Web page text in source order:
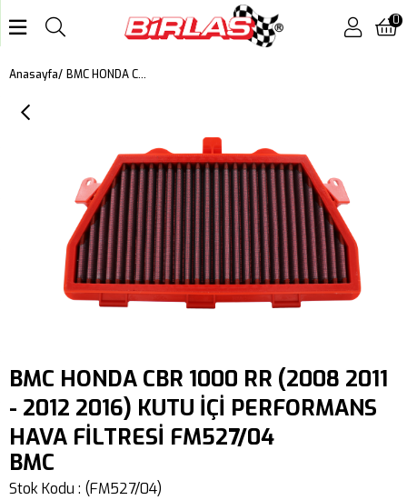
0
Anasayfa BMC HONDA CBR 1000 RR (2008 2011 - 2012 2016) KUTU İÇİ PERFORMANS HAVA FİLTRESİ FM527/04
BMC HONDA CBR 1000 RR (2008 2011
- 2012 2016) KUTU İÇİ PERFORMANS
HAVA FİLTRESİ FM527/04
BMC
Stok Kodu (FM527/04)